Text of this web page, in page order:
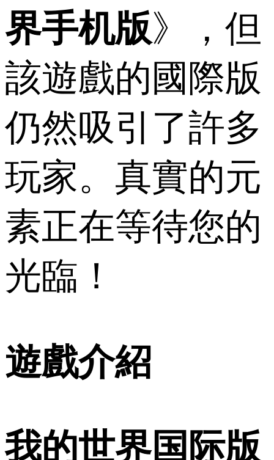
界手机版》，但
該遊戲的國際版
仍然吸引了許多
玩家。真實的元
素正在等待您的
光臨！
遊戲介紹
我的世界国际版